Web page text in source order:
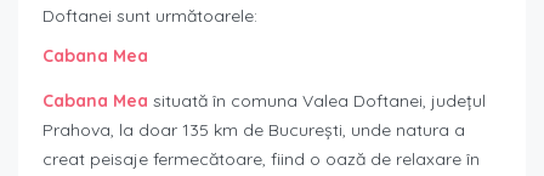
Doftanei sunt următoarele:
Cabana Mea
Cabana Mea situată în comuna Valea Doftanei, județul
Prahova, la doar 135 km de București, unde natura a
creat peisaje fermecătoare, fiind o oază de relaxare în